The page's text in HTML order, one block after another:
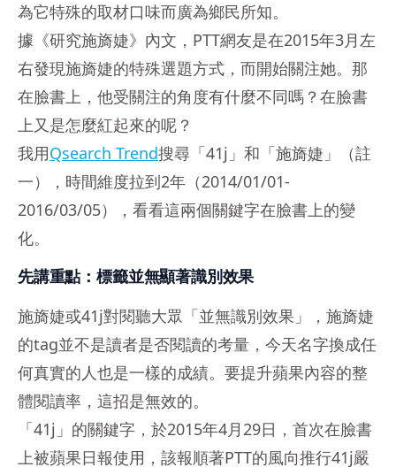
為它特殊的取材口味而廣為鄉民所知。
據《研究施旖婕》內文，PTT網友是在2015年3月左
右發現施旖婕的特殊選題方式，而開始關注她。那
在臉書上，他受關注的角度有什麼不同嗎？在臉書
上又是怎麼紅起來的呢？
我用Qsearch Trend搜尋「41j」和「施旖婕」（註
一），時間維度拉到2年（2014/01/01-
2016/03/05），看看這兩個關鍵字在臉書上的變
化。
先講重點：標籤並無顯著識別效果
施旖婕或41j對閱聽大眾「並無識別效果」，施旖婕
的tag並不是讀者是否閱讀的考量，今天名字換成任
何真實的人也是一樣的成績。要提升蘋果內容的整
體閱讀率，這招是無效的。
「41j」的關鍵字，於2015年4月29日，首次在臉書
上被蘋果日報使用，該報順著PTT的風向推行41j嚴